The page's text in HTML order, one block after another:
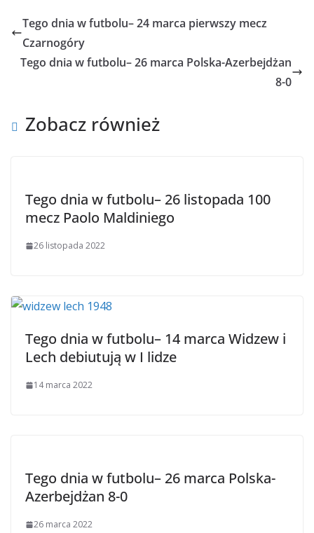
Tego dnia w futbolu– 24 marca pierwszy mecz
Czarnogóry
Tego dnia w futbolu– 26 marca Polska-Azerbejdżan
8-0
Zobacz również
Tego dnia w futbolu– 26 listopada 100
mecz Paolo Maldiniego
26 listopada 2022
Tego dnia w futbolu– 14 marca Widzew i
Lech debiutują w I lidze
14 marca 2022
Tego dnia w futbolu– 26 marca Polska-
Azerbejdżan 8-0
26 marca 2022